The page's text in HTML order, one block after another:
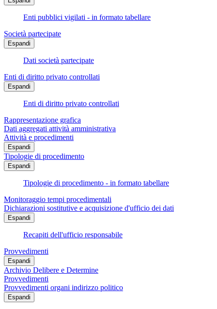
Enti pubblici vigilati - in formato tabellare
Società partecipate
Espandi
Dati società partecipate
Enti di diritto privato controllati
Espandi
Enti di diritto privato controllati
Rappresentazione grafica
Dati aggregati attività amministrativa
Attività e procedimenti
Espandi
Tipologie di procedimento
Espandi
Tipologie di procedimento - in formato tabellare
Monitoraggio tempi procedimentali
Dichiarazioni sostitutive e acquisizione d'ufficio dei dati
Espandi
Recapiti dell'ufficio responsabile
Provvedimenti
Espandi
Archivio Delibere e Determine
Provvedimenti
Provvedimenti organi indirizzo politico
Espandi